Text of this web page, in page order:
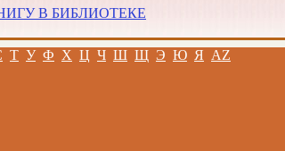
В БИБЛИОТЕКЕ
Т У Ф Х Ц Ч Ш Щ Э Ю Я AZ